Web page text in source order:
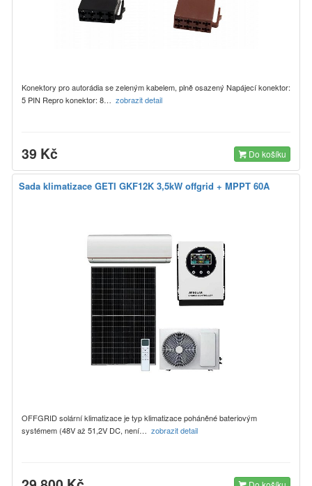
Konektory pro autorádia se zeleným kabelem, plně osazený Napájecí konektor:
5 PIN Repro konektor: 8… zobrazit detail
39 Kč Do košíku
Sada klimatizace GETI GKF12K 3,5kW offgrid + MPPT 60A
OFFGRID solární klimatizace je typ klimatizace poháněné bateriovým
systémem (48V až 51,2V DC, není… zobrazit detail